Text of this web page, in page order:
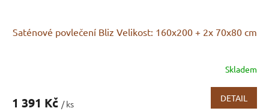
Saténové povlečení Bliz Velikost: 160x200 + 2x 70x80 cm
Skladem
1 391 Kč / ks
DETAIL